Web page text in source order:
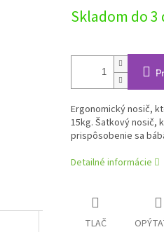
cena:
Skladom do 3
Ergonomický nosič,
15kg. Šatkový nosič,
prispôsobenie sa
Detailné informácie
TLAČ